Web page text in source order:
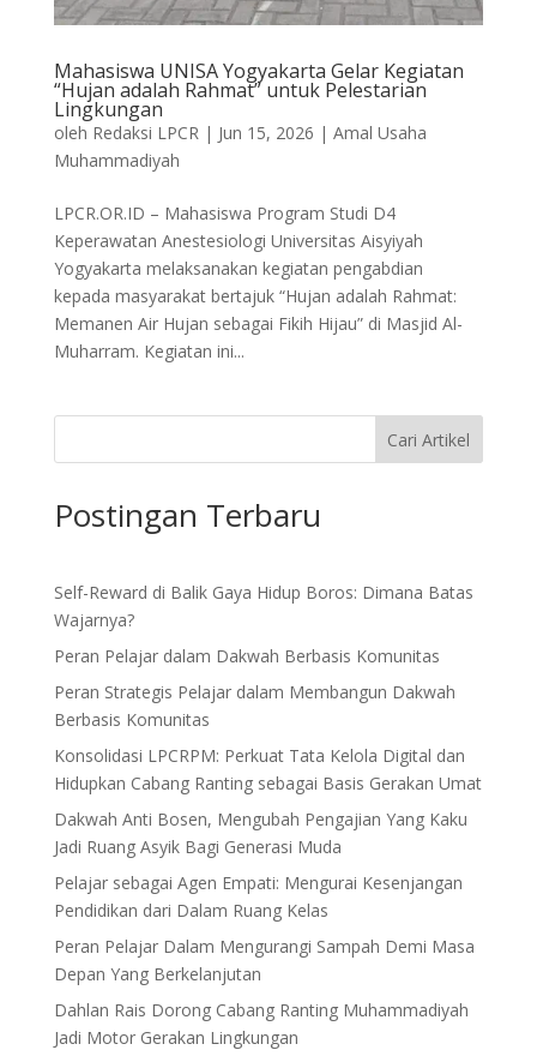
Mahasiswa UNISA Yogyakarta Gelar Kegiatan
“Hujan adalah Rahmat” untuk Pelestarian
Lingkungan
oleh Redaksi LPCR| Jun 15, 2026 | Amal Usaha
Muhammadiyah
LPCR.OR.ID – Mahasiswa Program Studi D4
Keperawatan Anestesiologi Universitas Aisyiyah
Yogyakarta melaksanakan kegiatan pengabdian
kepada masyarakat bertajuk “Hujan adalah Rahmat:
Memanen Air Hujan sebagai Fikih Hijau” di Masjid Al-
Muharram. Kegiatan ini...
Cari Artikel
Postingan Terbaru
Self-Reward di Balik Gaya Hidup Boros: Dimana Batas
Wajarnya?
Peran Pelajar dalam Dakwah Berbasis Komunitas
Peran Strategis Pelajar dalam Membangun Dakwah
Berbasis Komunitas
Konsolidasi LPCRPM: Perkuat Tata Kelola Digital dan
Hidupkan Cabang Ranting sebagai Basis Gerakan Umat
Dakwah Anti Bosen, Mengubah Pengajian Yang Kaku
Jadi Ruang Asyik Bagi Generasi Muda
Pelajar sebagai Agen Empati: Mengurai Kesenjangan
Pendidikan dari Dalam Ruang Kelas
Peran Pelajar Dalam Mengurangi Sampah Demi Masa
Depan Yang Berkelanjutan
Dahlan Rais Dorong Cabang Ranting Muhammadiyah
Jadi Motor Gerakan Lingkungan